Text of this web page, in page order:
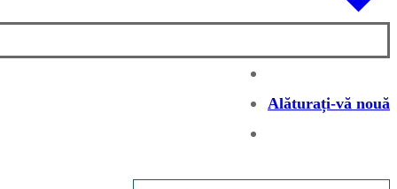
Alăturați-vă nouă